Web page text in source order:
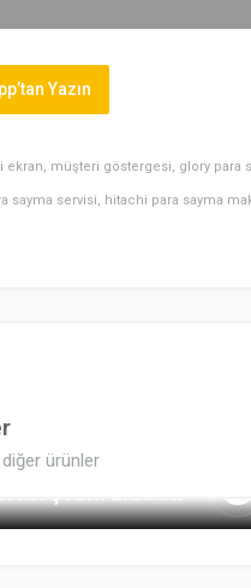
Yazın
ekran, müşteri göstergesi, glory para
sayma servisi, hitachi para sayma
ürünler